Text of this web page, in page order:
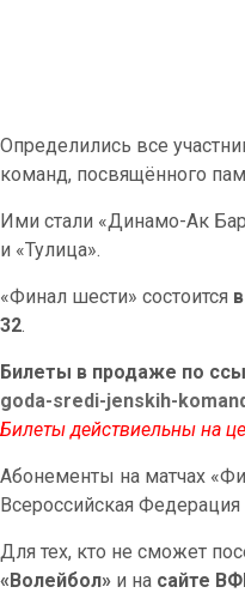
Определились все
команд, посвящённого
Ими стали «Динамо-Ак
и «Тулица».
«Финал шести» состоится
32.
Билеты в продаже по
goda-sredi-jenskih-
Билеты действиельны на
Абонементы на матчах
Всероссийская Федерация
Для тех, кто не сможет
«Волейбол» и на сайте